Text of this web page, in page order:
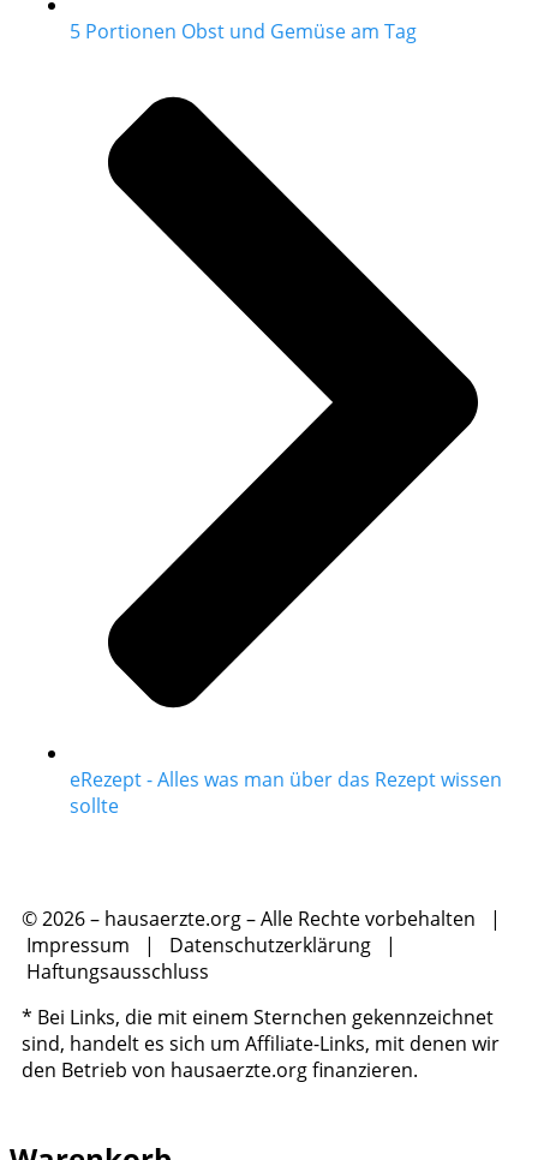
5 Portionen Obst und Gemüse am Tag
eRezept - Alles was man über das Rezept wissen
sollte
© 2026 – hausaerzte.org – Alle Rechte vorbehalten |
Impressum | Datenschutzerklärung |
Haftungsausschluss
* Bei Links, die mit einem Sternchen gekennzeichnet
sind, handelt es sich um Affiliate-Links, mit denen wir
den Betrieb von hausaerzte.org finanzieren.